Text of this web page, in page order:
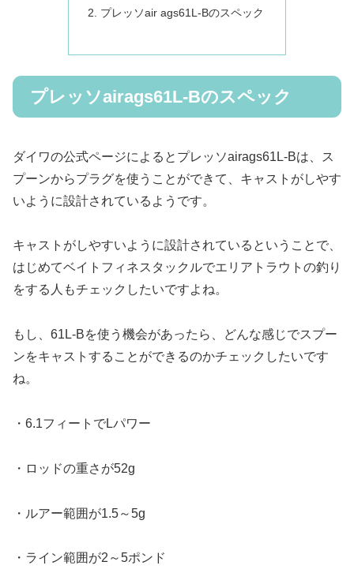
プレッソair ags61L-Bのスペック
プレッソairags61L-Bのスペック
ダイワの公式ページによるとプレッソairags61L-Bは、ス
プーンからプラグを使うことができて、キャストがしやす
いように設計されているようです。
キャストがしやすいように設計されているということで、
はじめてベイトフィネスタックルでエリアトラウトの釣り
をする人もチェックしたいですよね。
もし、61L-Bを使う機会があったら、どんな感じでスプー
ンをキャストすることができるのかチェックしたいです
ね。
・6.1フィートでLパワー
・ロッドの重さが52g
・ルアー範囲が1.5～5g
・ライン範囲が2～5ポンド